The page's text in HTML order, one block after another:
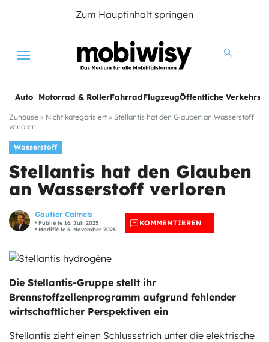
Zum Hauptinhalt springen
Menu
Auto Motorrad & RollerFahrradFlugzeugÖffentliche
Zuhause » Nicht kategorisiert » Stellantis hat den Glauben an Wasserstoff
verloren
Wasserstoff
Stellantis hat den Glauben
an Wasserstoff verloren
Gautier Calmels
Publié le 16. Juli 2025
Modifié le 5. November 2025
KOMMENTIEREN
Die Stellantis-Gruppe stellt ihr
Brennstoffzellenprogramm aufgrund fehlender
wirtschaftlicher Perspektiven ein
Stellantis zieht einen Schlussstrich unter die elektrische